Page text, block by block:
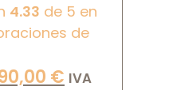
4.33 de 5 en
de
€ IVA